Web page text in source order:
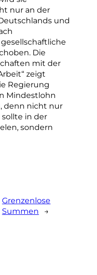
nur an der
und
Die
mit der
zeigt
Regierung
Mindestlohn
denn nicht nur
in der
sondern
Grenzenlose
Summen
→